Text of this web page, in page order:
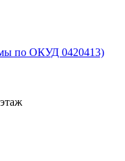
по ОКУД 0420413)